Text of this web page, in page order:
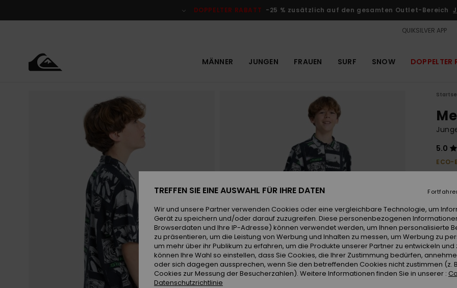
DOPPELTER RABATT -25 % zusätzlich auf den gesamten Outlet-Bereich
QUIKSILVER APP
MÄNNER JUNGEN FRAUEN SURF SNOW DOPPELTER
5.0
ECO-
Farbe
TREFFEN SIE EINE AUSWAHL FÜR IHRE DATEN
Wir und unsere Partner verwenden Cookies oder eine vergleichbare Technologie, um
Gerät zu speichern und/oder darauf zuzugreifen. Diese personenbezogenen
Browserdaten und Ihre IP-Adresse) können verwendet werden, um Ihnen personalisierte
zu präsentieren, um die Leistung von Werbung und Inhalten zu messen, um Werbung zu
um mehr über ihr Publikum zu erfahren, um die Produkte unserer Partner zu entwickeln und
können Ihre Wahl so einstellen, dass Sie Cookies, die Ihrer Zustimmung bedürfen,
oder sich dagegen aussprechen, wenn Sie den betreffenden Cookies nicht zustimmen (z.
Cookies zur Messung der Besucherzahlen). Weitere Informationen finden Sie in unserer :
Datenschutzrichtlinie